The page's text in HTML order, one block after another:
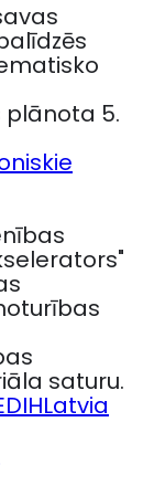
5.
saturu.